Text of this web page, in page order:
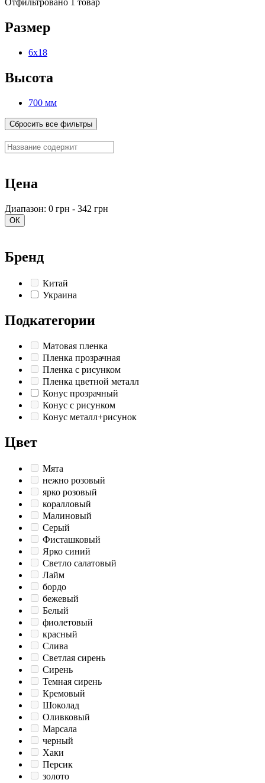
Отфильтровано 1 товар
Размер
6х18
Высота
700 мм
Сбросить все фильтры
Цена
Диапазон: 0 грн - 342 грн
ОК
Бренд
Китай
Украина
Подкатегории
Матовая пленка
Пленка прозрачная
Пленка с рисунком
Пленка цветной металл
Конус прозрачный
Конус с рисунком
Конус металл+рисунок
Цвет
Мята
нежно розовый
ярко розовый
коралловый
Малиновый
Серый
Фисташковый
Ярко синий
Светло салатовый
Лайм
бордо
бежевый
Белый
фиолетовый
красный
Слива
Светлая сирень
Сирень
Темная сирень
Кремовый
Шоколад
Оливковый
Марсала
черный
Хаки
Персик
золото